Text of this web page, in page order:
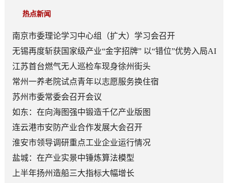
热点新闻
南京市委理论学习中心组（扩大）学习会召开
无锡再度斩获国家级产业“金字招牌” 以“错位”优势入局AI
顶层赛道
江苏首台燃气无人巡检车现身徐州街头
常州一养老院试点青年以志愿服务换住宿
苏州市委常委会召开会议
如东：在向海图强中锻造千亿产业版图
连云港市安防产业合作发展大会召开
淮安市领导调研重点工业企业运行情况
盐城：在产业实景中锤炼算法模型
上半年扬州造船三大指标大幅增长